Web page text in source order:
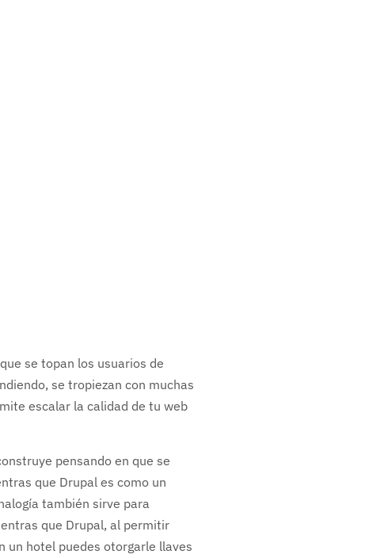
se topan los usuarios de
se tropiezan con muchas
escalar la calidad de tu web
pensando en que se
que Drupal es como un
también sirve para
que Drupal, al permitir
un hotel puedes otorgarle llaves